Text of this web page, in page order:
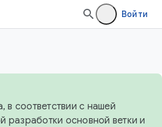
Войти
в соответствии с нашей
разработки основной ветки и